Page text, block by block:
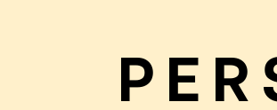
RègleN°8 – Protéger sa vie
RègleN°9 – Savoir